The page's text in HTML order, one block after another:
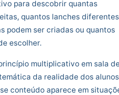
para descobrir quantas
quantos lanches diferentes
podem ser criadas ou quantos
escolher.
multiplicativo em sala
da realidade dos
conteúdo aparece em